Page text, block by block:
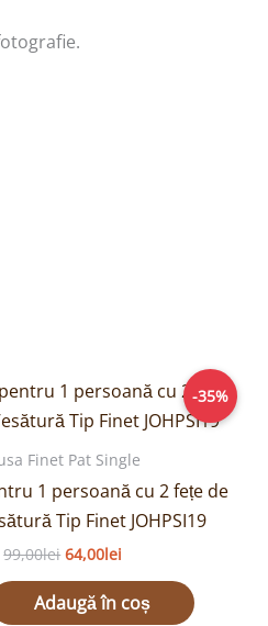
-35%
Finet Pat Single
1 persoană cu 2 fețe de
Tip Finet JOHPSI19
99,00lei
Prețul
inițial
a
99,00lei.
64,00lei
Prețul
curent
este:
Adaugă în coș